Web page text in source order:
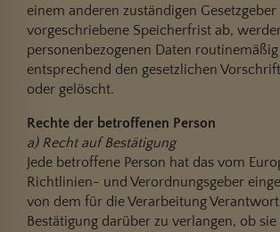
einem anderen zuständigen Gesetzgeber
vorgeschriebene Speicherfrist ab,
personenbezogenen Daten
entsprechend den gesetzlichen
oder gelöscht.
Rechte der betroffenen Person
a) Recht auf Bestätigung
Jede betroffene Person hat das vom
Richtlinien- und Verordnungsgeber
von dem für die Verarbeitung
Bestätigung darüber zu verlangen, ob